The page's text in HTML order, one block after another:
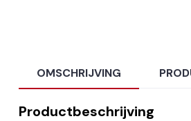
OMSCHRIJVING
Productbeschrijving